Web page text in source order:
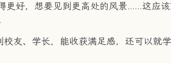
更好，想要见到更高处的风景……这应
友、学长，能收获满足感，还可以就